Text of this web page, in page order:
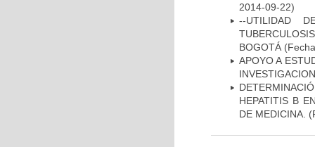
2014-09-22)
--UTILIDAD
BOGOTÁ
APOYO A
HEPATITIS B
DE MEDICINA.